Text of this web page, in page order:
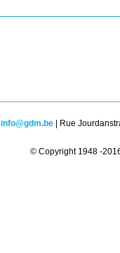
info@gdm.be | Rue
© Copyright 1948 -